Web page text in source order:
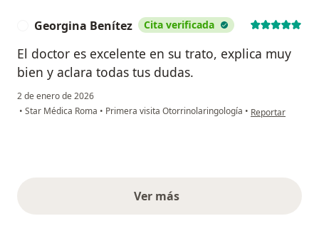
Georgina Benítez Cita verificada
El doctor es excelente en su trato, explica muy
bien y aclara todas tus dudas.
2 de enero de 2026
• Star Médica Roma • Primera visita Otorrinolaringología • en opinión del
Reportar
Ver másopiniones anteriores